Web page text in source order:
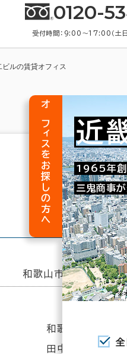
0120-
受付時間：9:00〜17:00（土日
ビルの賃貸オフィス
和歌山市太田1-6-4
和歌山駅 ( ＪＲ
田中口駅 ( わか
オフィスをお探しの方へ 近
1965年創
三鬼商事
※